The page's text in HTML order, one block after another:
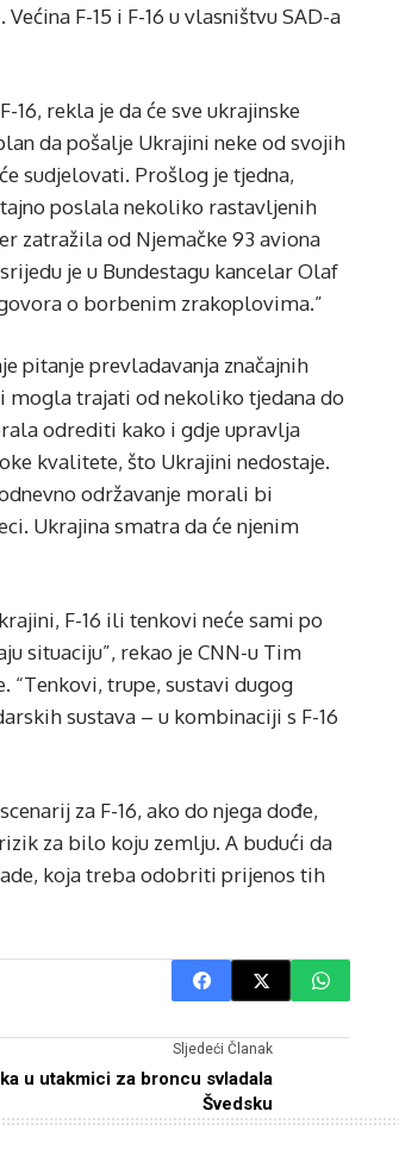
F-15 i F-16 u vlasništvu SAD-a
rekla je da će sve ukrajinske
da pošalje Ukrajini neke od svojih
sudjelovati. Prošlog je tjedna,
poslala nekoliko rastavljenih
zatražila od Njemačke 93 aviona
je u Bundestagu kancelar Olaf
o borbenim zrakoplovima.”
pitanje prevladavanja značajnih
trajati od nekoliko tjedana do
odrediti kako i gdje upravlja
kvalitete, što Ukrajini nedostaje.
održavanje morali bi
Ukrajina smatra da će njenim
F-16 ili tenkovi neće sami po
situaciju”, rekao je CNN-u Tim
“Tenkovi, trupe, sustavi dugog
sustava – u kombinaciji s F-16
za F-16, ako do njega dođe,
za bilo koju zemlju. A budući da
koja treba odobriti prijenos tih
Sljedeći Članak
u utakmici za broncu svladala
Švedsku